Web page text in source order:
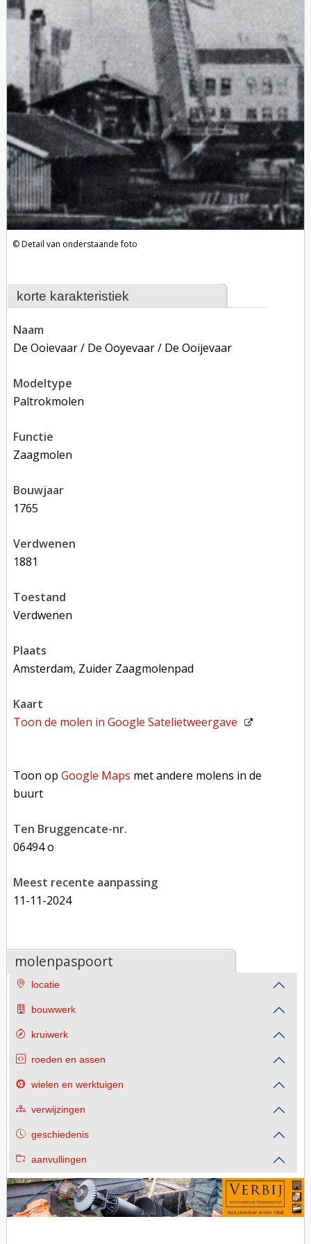
korte karakteristiek
naam
De Ooievaar / De Ooyevaar / De Ooijevaar
modeltype
Paltrokmolen
functie
zaagmolen
bouwjaar
1765
verdwenen
1881
toestand
verdwenen
plaats
Amsterdam, Zuider Zaagmolenpad
kaart
Toon de molen inGoogle Satelietweergave
Toon opGoogle Maps met andere molens in de
buurt
Ten Bruggencate-nr.
06494 o
Meest recente aanpassing
11-11-2024
Detail van onderstaande foto
molenpaspoort
locatie
bouwwerk
kruiwerk
roeden en assen
wielen en werktuigen
verwijzingen
geschiedenis
aanvullingen